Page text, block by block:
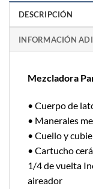
DESCRIPCIÓN
INFORMACIÓN
Mezcladora
• Cuerpo de
• Manerales
• Cuello y
• Cartucho
1/4 de vuelta
aireador